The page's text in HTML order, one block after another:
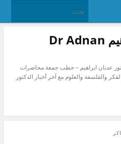
الدكتور عدنان إبراهيم Dr Adnan
عدنان ابراهيم – خطب جمعة محاضرات
والفلسفة والعلوم مع آخر أخبار الدكتور